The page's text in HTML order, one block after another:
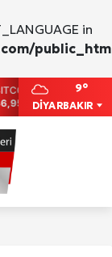
in
-0.31
2,007.26
DİYARBAKIR
9°